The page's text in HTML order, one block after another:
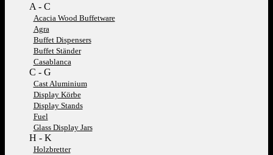
A - C
Acacia Wood Buffetware
Agra
Buffet Dispensers
Buffet Ständer
Casablanca
C - G
Cast Aluminium
Display Körbe
Display Stands
Fuel
Glass Display Jars
H - K
Holzbretter